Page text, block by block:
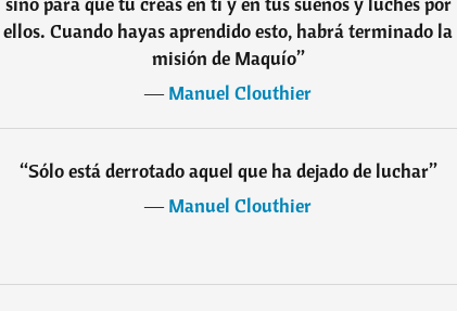
ellos. Cuando hayas aprendido esto, habrá terminado la
misión de Maquío”
―Manuel Clouthier
“Sólo está derrotado aquel que ha dejado de luchar”
―Manuel Clouthier